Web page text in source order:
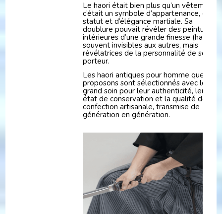
Le haori était bien plus qu’un vêtement :
c’était un symbole d’appartenance, de
statut et d’élégance martiale. Sa
doublure pouvait révéler des peintures
intérieures d’une grande finesse (haura),
souvent invisibles aux autres, mais
révélatrices de la personnalité de son
porteur.
Les haori antiques pour homme que nous
proposons sont sélectionnés avec le plus
grand soin pour leur authenticité, leur
état de conservation et la qualité de leur
confection artisanale, transmise de
génération en génération.